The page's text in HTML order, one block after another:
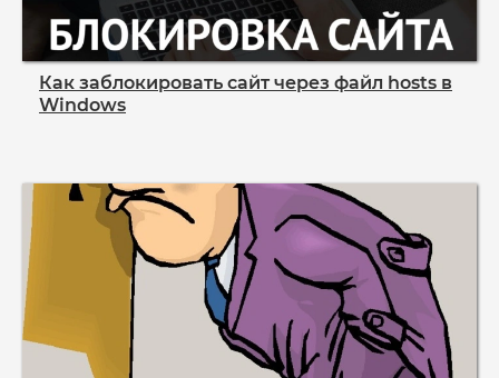
Как заблокировать сайт через файл hosts в
Windows